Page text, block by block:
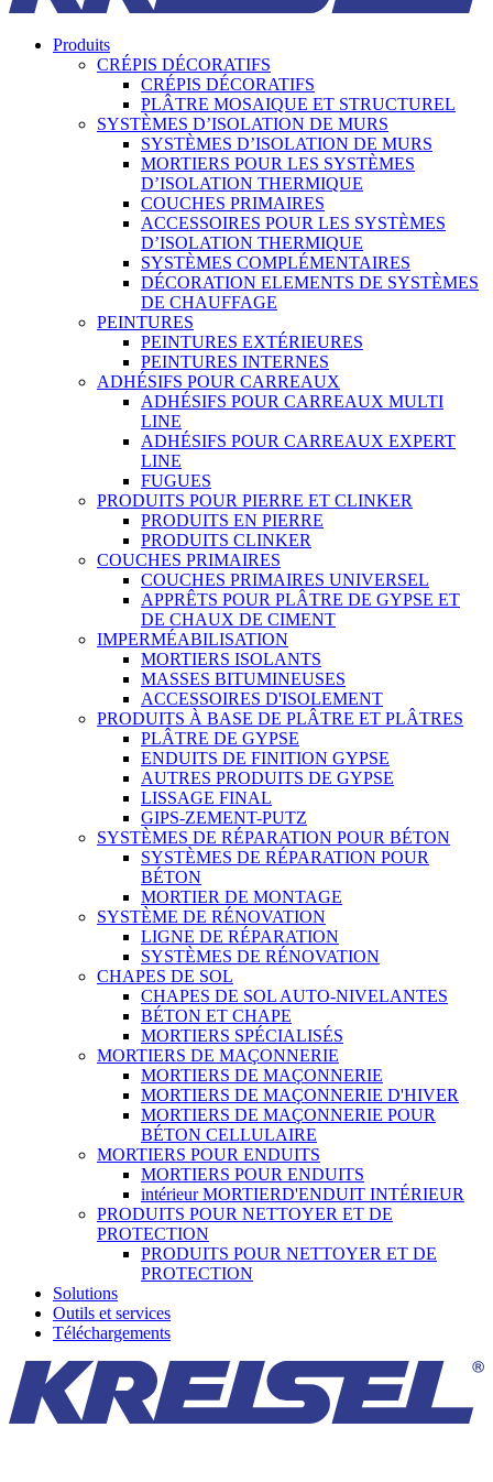
Produits
CRÉPIS DÉCORATIFS
CRÉPIS DÉCORATIFS
PLÂTRE MOSAIQUE ET STRUCTUREL
SYSTÈMES D’ISOLATION DE MURS
SYSTÈMES D’ISOLATION DE MURS
MORTIERS POUR LES SYSTÈMES
D’ISOLATION THERMIQUE
COUCHES PRIMAIRES
ACCESSOIRES POUR LES SYSTÈMES
D’ISOLATION THERMIQUE
SYSTÈMES COMPLÉMENTAIRES
DÉCORATION ELEMENTS DE SYSTÈMES
DE CHAUFFAGE
PEINTURES
PEINTURES EXTÉRIEURES
PEINTURES INTERNES
ADHÉSIFS POUR CARREAUX
ADHÉSIFS POUR CARREAUX MULTI
LINE
ADHÉSIFS POUR CARREAUX EXPERT
LINE
FUGUES
PRODUITS POUR PIERRE ET CLINKER
PRODUITS EN PIERRE
PRODUITS CLINKER
COUCHES PRIMAIRES
COUCHES PRIMAIRES UNIVERSEL
APPRÊTS POUR PLÂTRE DE GYPSE ET
DE CHAUX DE CIMENT
IMPERMÉABILISATION
MORTIERS ISOLANTS
MASSES BITUMINEUSES
ACCESSOIRES D'ISOLEMENT
PRODUITS À BASE DE PLÂTRE ET PLÂTRES
PLÂTRE DE GYPSE
ENDUITS DE FINITION GYPSE
AUTRES PRODUITS DE GYPSE
LISSAGE FINAL
GIPS-ZEMENT-PUTZ
SYSTÈMES DE RÉPARATION POUR BÉTON
SYSTÈMES DE RÉPARATION POUR
BÉTON
MORTIER DE MONTAGE
SYSTÈME DE RÉNOVATION
LIGNE DE RÉPARATION
SYSTÈMES DE RÉNOVATION
CHAPES DE SOL
CHAPES DE SOL AUTO-NIVELANTES
BÉTON ET CHAPE
MORTIERS SPÉCIALISÉS
MORTIERS DE MAÇONNERIE
MORTIERS DE MAÇONNERIE
MORTIERS DE MAÇONNERIE D'HIVER
MORTIERS DE MAÇONNERIE POUR
BÉTON CELLULAIRE
MORTIERS POUR ENDUITS
MORTIERS POUR ENDUITS
intérieur MORTIERD'ENDUIT INTÉRIEUR
PRODUITS POUR NETTOYER ET DE
PROTECTION
PRODUITS POUR NETTOYER ET DE
PROTECTION
Solutions
Outils et services
Téléchargements